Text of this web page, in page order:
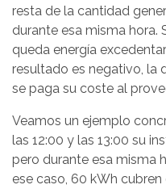
resta de la cantidad
durante esa misma hora.
queda energía
resultado es negativo, la
se paga su coste al
Veamos un ejemplo
las 12:00 y las 13:00 su
pero durante esa misma
ese caso, 60 kWh